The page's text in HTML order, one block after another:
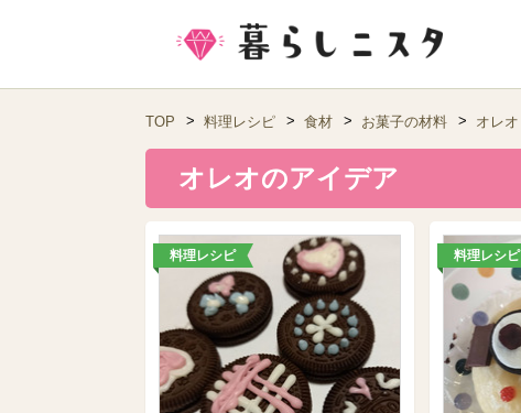
TOP 料理レシピ 食材 お菓子の材料 オレオ
オレオのアイデア
料理レシピ 料理レシピ